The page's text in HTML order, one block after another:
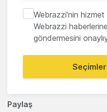
Paylaş
Webrazzi'nin hizmet
Webrazzi
göndermesini